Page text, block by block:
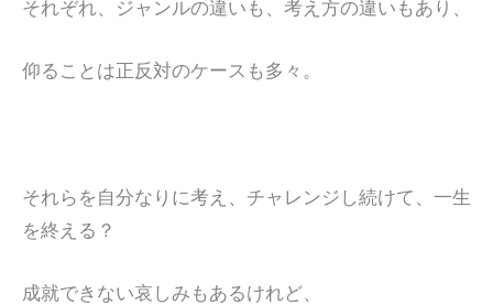
それぞれ、ジャンルの違いも、考え方の違いもあり、
仰ることは正反対のケースも多々。
それらを自分なりに考え、チャレンジし続けて、一生
を終える？
成就できない哀しみもあるけれど、